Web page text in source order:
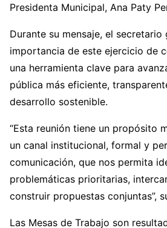
Presidenta Municipal, Ana Paty
Durante su mensaje, el secretario
importancia de este ejercicio de
una herramienta clave para
pública más eficiente,
desarrollo sostenible.
“Esta reunión tiene un propósito
un canal institucional, formal y
comunicación, que nos permita
problemáticas prioritarias,
construir propuestas conjuntas”,
Las Mesas de Trabajo son